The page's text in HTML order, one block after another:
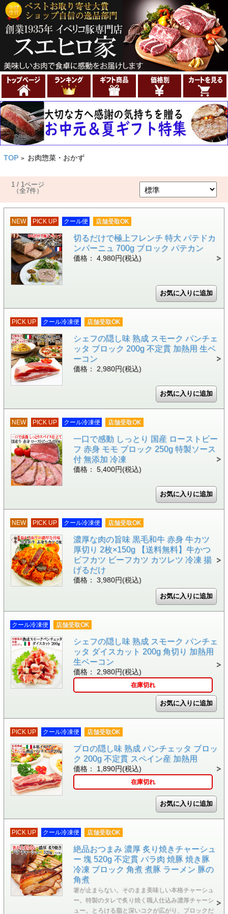
TOP > お肉惣菜・おかず
1 / 1ページ
（全7件）
NEW PICK UP クール便 店舗受取OK
切るだけで極上フレンチ 特大 パテドカ
ンパーニュ 700g ブロック パテカン
価格： 4,980円(税込)
PICK UP クール冷凍便 店舗受取OK
シェフの隠し味 熟成 スモーク パンチェ
ッタ ブロック 200g 不定貫 加熱用 生ベ
ーコン
価格： 2,980円(税込)
NEW PICK UP クール冷凍便 店舗受取OK
一口で感動 しっとり 国産 ローストビー
フ 赤身 モモ ブロック 250g 特製ソース
付 無添加 冷凍
価格： 5,400円(税込)
NEW PICK UP クール冷凍便 店舗受取OK
濃厚な肉の旨味 黒毛和牛 赤身 牛カツ
厚切り 2枚×150g 【送料無料】牛かつ
ビフカツ ビーフカツ カツレツ 冷凍 揚
げるだけ
価格： 3,980円(税込)
クール冷凍便 店舗受取OK
シェフの隠し味 熟成 スモーク パンチェ
ッタ ダイスカット 200g 角切り 加熱用
生ベーコン
価格： 2,980円(税込)
在庫切れ
PICK UP クール冷凍便 店舗受取OK
プロの隠し味 熟成 パンチェッタ ブロッ
ク 200g 不定貫 スペイン産 加熱用
価格： 1,890円(税込)
在庫切れ
PICK UP クール冷凍便 店舗受取OK
絶品おつまみ 濃厚 炙り焼きチャーシュ
ー 塊 520g 不定貫 バラ肉 焼豚 焼き豚
冷凍 ブロック 角煮 煮豚 ラーメン 豚の
角煮
箸が止まらない。そのまま美味しい本格チャーシュ
ー。特製のタレで炙り焼く職人仕込み濃厚チャーシ
ュー。とろける脂と深いコクが広がり、ブロックだ